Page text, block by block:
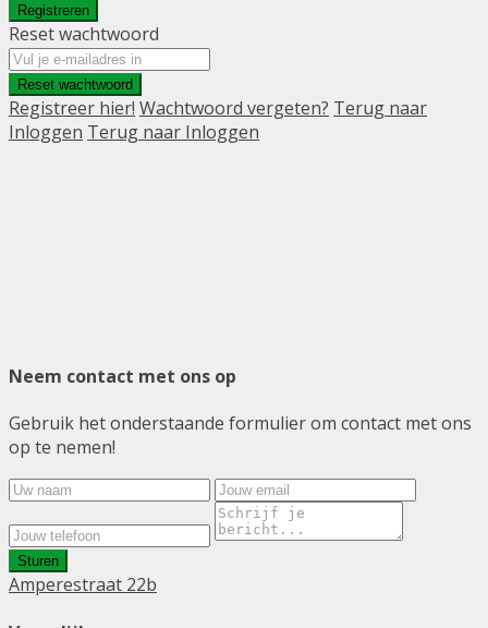
Registreren
Reset wachtwoord
Reset wachtwoord
Registreer hier! Wachtwoord vergeten? Terug naar
Inloggen Terug naar Inloggen
Neem contact met ons op
Gebruik het onderstaande formulier om contact met ons
op te nemen!
Sturen
Amperestraat 22b